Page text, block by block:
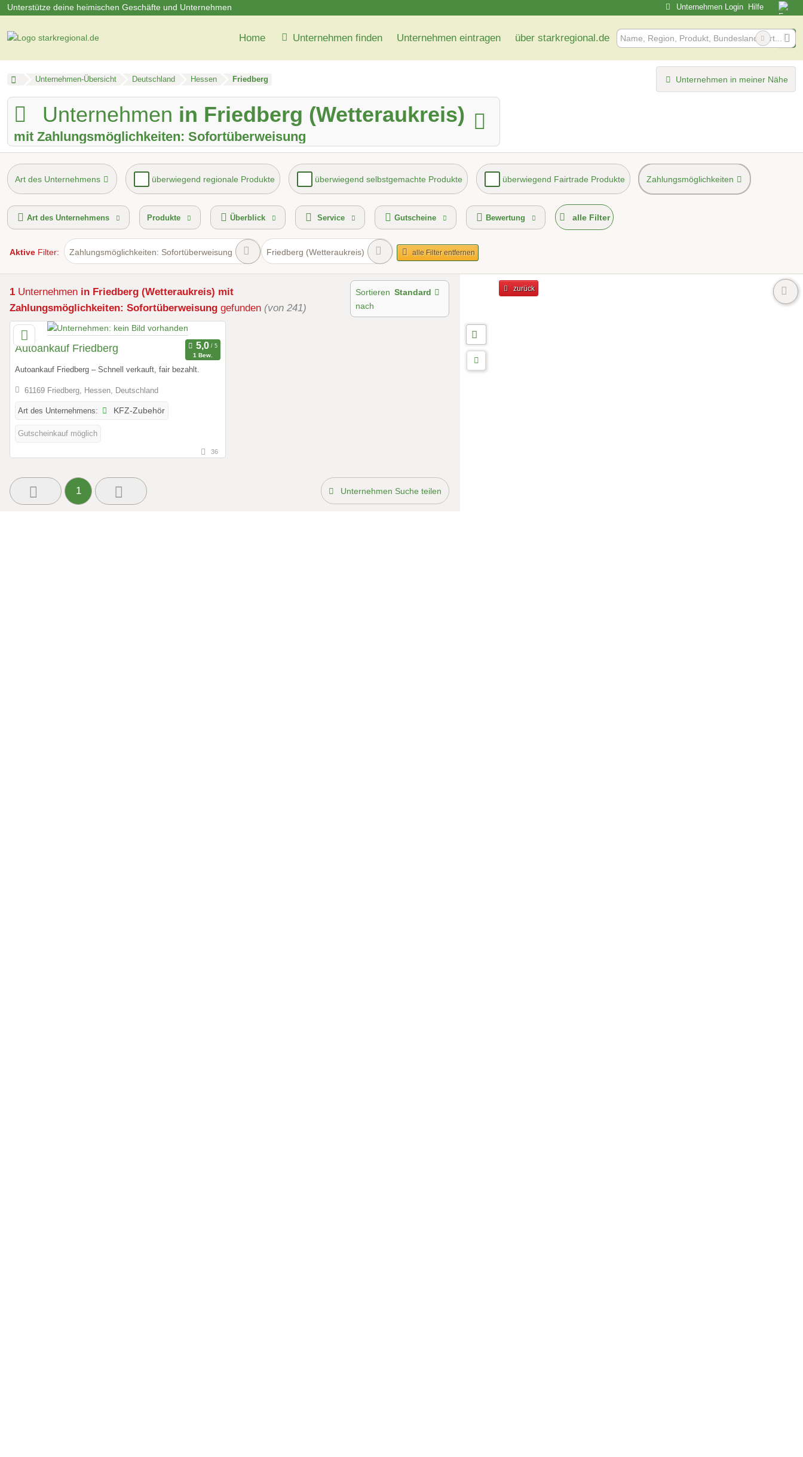
Unterstütze deine heimischen Geschäfte und Unternehmen Unternehmen Login Hilfe
Home Unternehmen finden Unternehmen eintragen über starkregional.de
Unternehmen-Übersicht Deutschland Hessen Friedberg Unternehmen in meiner Nähe
Unternehmen in Friedberg (Wetteraukreis)
mit Zahlungsmöglichkeiten: Sofortüberweisung
Art des Unternehmens überwiegend regionale Produkte überwiegend selbstgemachte Produkte überwiegend Fairtrade Produkte Zahlungsmöglichkeiten
Mindestbestellwert Lieferservice Hol- und Bringservice kontaktlose Selbstabholung Gutscheinkauf möglich
Art des Unternehmens Produkte Überblick Service Gutscheine Bewertung alle Filter
Aktive Filter: Zahlungsmöglichkeiten: Sofortüberweisung Friedberg (Wetteraukreis) alle Filter entfernen
1 Unternehmen in Friedberg (Wetteraukreis) mit
Zahlungsmöglichkeiten: Sofortüberweisung gefunden (von 241)
Sortieren
nach
Standard
Autoankauf Friedberg
1 Bew.
Autoankauf Friedberg – Schnell verkauft, fair bezahlt.
61169 Friedberg, Hessen, Deutschland
Art des Unternehmens: KFZ-Zubehör
Gutscheinkauf möglich
36
1 Unternehmen Suche teilen
zurück